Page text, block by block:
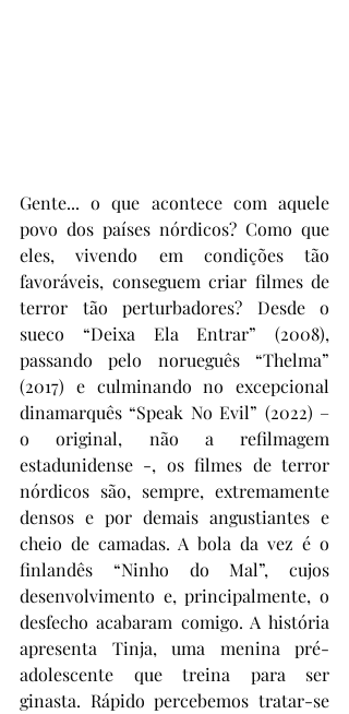
Gente... o que acontece com aquele
povo dos países nórdicos? Como que
eles, vivendo em condições tão
favoráveis, conseguem criar filmes de
terror tão perturbadores? Desde o
sueco “Deixa Ela Entrar” (2008),
passando pelo norueguês “Thelma”
(2017) e culminando no excepcional
dinamarquês “Speak No Evil” (2022) –
o original, não a refilmagem
estadunidense -, os filmes de terror
nórdicos são, sempre, extremamente
densos e por demais angustiantes e
cheio de camadas. A bola da vez é o
finlandês “Ninho do Mal”, cujos
desenvolvimento e, principalmente, o
desfecho acabaram comigo. A história
apresenta Tinja, uma menina pré-
adolescente que treina para ser
ginasta. Rápido percebemos tratar-se